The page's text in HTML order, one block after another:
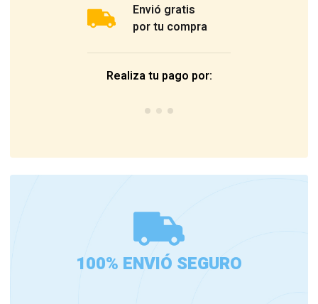
Envió gratis
por tu compra
Realiza tu pago por:
100% ENVIÓ SEGURO